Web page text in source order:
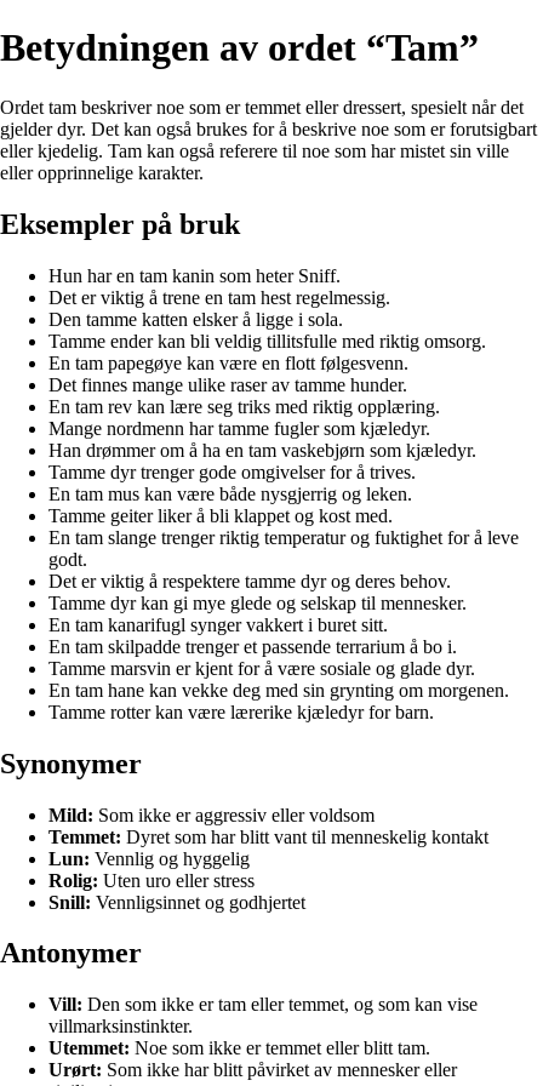
Betydningen av ordet “Tam”
Ordet tam beskriver noe som er temmet eller dressert, spesielt når det
gjelder dyr. Det kan også brukes for å beskrive noe som er forutsigbart
eller kjedelig. Tam kan også referere til noe som har mistet sin ville
eller opprinnelige karakter.
Eksempler på bruk
Hun har en tam kanin som heter Sniff.
Det er viktig å trene en tam hest regelmessig.
Den tamme katten elsker å ligge i sola.
Tamme ender kan bli veldig tillitsfulle med riktig omsorg.
En tam papegøye kan være en flott følgesvenn.
Det finnes mange ulike raser av tamme hunder.
En tam rev kan lære seg triks med riktig opplæring.
Mange nordmenn har tamme fugler som kjæledyr.
Han drømmer om å ha en tam vaskebjørn som kjæledyr.
Tamme dyr trenger gode omgivelser for å trives.
En tam mus kan være både nysgjerrig og leken.
Tamme geiter liker å bli klappet og kost med.
En tam slange trenger riktig temperatur og fuktighet for å leve
godt.
Det er viktig å respektere tamme dyr og deres behov.
Tamme dyr kan gi mye glede og selskap til mennesker.
En tam kanarifugl synger vakkert i buret sitt.
En tam skilpadde trenger et passende terrarium å bo i.
Tamme marsvin er kjent for å være sosiale og glade dyr.
En tam hane kan vekke deg med sin grynting om morgenen.
Tamme rotter kan være lærerike kjæledyr for barn.
Synonymer
Mild: Som ikke er aggressiv eller voldsom
Temmet: Dyret som har blitt vant til menneskelig kontakt
Lun: Vennlig og hyggelig
Rolig: Uten uro eller stress
Snill: Vennligsinnet og godhjertet
Antonymer
Vill: Den som ikke er tam eller temmet, og som kan vise
villmarksinstinkter.
Utemmet: Noe som ikke er temmet eller blitt tam.
Urørt: Som ikke har blitt påvirket av mennesker eller